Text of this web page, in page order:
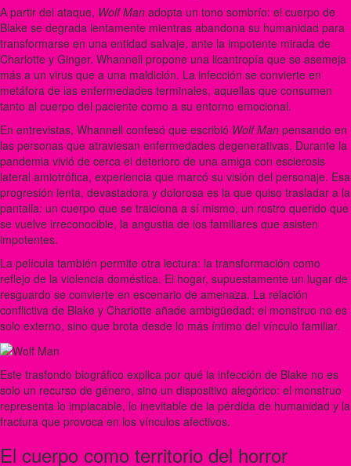
A partir del ataque, Wolf Man adopta un tono sombrío: el cuerpo de
Blake se degrada lentamente mientras abandona su humanidad para
transformarse en una entidad salvaje, ante la impotente mirada de
Charlotte y Ginger. Whannell propone una licantropía que se asemeja
más a un virus que a una maldición. La infección se convierte en
metáfora de las enfermedades terminales, aquellas que consumen
tanto al cuerpo del paciente como a su entorno emocional.
En entrevistas, Whannell confesó que escribió Wolf Man pensando en
las personas que atraviesan enfermedades degenerativas. Durante la
pandemia vivió de cerca el deterioro de una amiga con esclerosis
lateral amiotrófica, experiencia que marcó su visión del personaje. Esa
progresión lenta, devastadora y dolorosa es la que quiso trasladar a la
pantalla: un cuerpo que se traiciona a sí mismo, un rostro querido que
se vuelve irreconocible, la angustia de los familiares que asisten
impotentes.
La película también permite otra lectura: la transformación como
reflejo de la violencia doméstica. El hogar, supuestamente un lugar de
resguardo se convierte en escenario de amenaza. La relación
conflictiva de Blake y Charlotte añade ambigüedad: el monstruo no es
solo externo, sino que brota desde lo más íntimo del vínculo familiar.
Este trasfondo biográfico explica por qué la infección de Blake no es
solo un recurso de género, sino un dispositivo alegórico: el monstruo
representa lo implacable, lo inevitable de la pérdida de humanidad y la
fractura que provoca en los vínculos afectivos.
El cuerpo como territorio del horror